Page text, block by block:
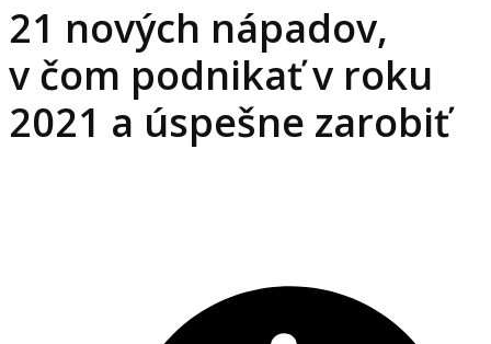
21 nových nápadov,
v čom podnikať v roku
2021 a úspešne zarobiť